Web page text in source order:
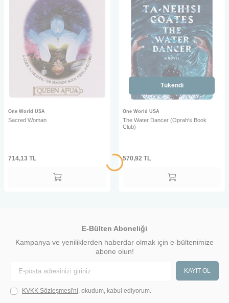
One World USA
Sacred Woman
714,13 TL
Tükendi
One World USA
The Water Dancer (Oprah's Book
Club)
570,92 TL
E-Bülten Aboneliği
Kampanya ve yeniliklerden haberdar olmak için e-bültenimize
abone olun!
KAYIT OL
KVKK Sözleşmesi'ni , okudum, kabul ediyorum.